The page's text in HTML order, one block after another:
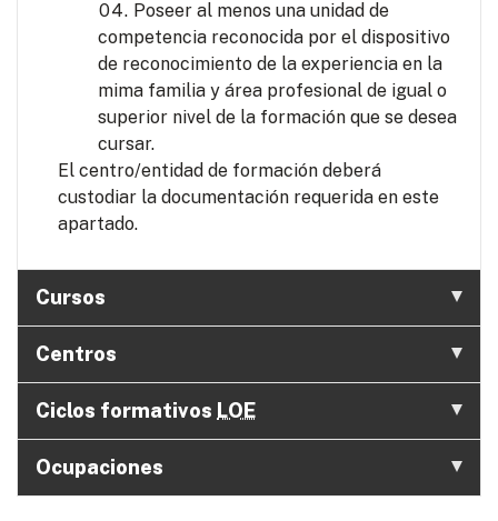
Poseer al menos una unidad de
competencia reconocida por el dispositivo
de reconocimiento de la experiencia en la
mima familia y área profesional de igual o
superior nivel de la formación que se desea
cursar.
El centro/entidad de formación deberá
custodiar la documentación requerida en este
apartado.
Cursos
Centros
Ciclos formativos LOE
Ocupaciones